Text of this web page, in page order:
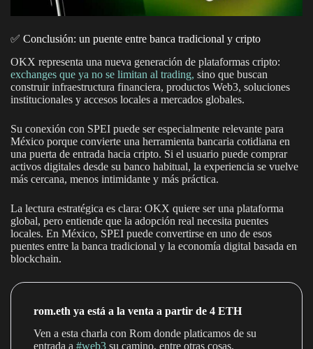
✅ Conclusión: un puente entre banca tradicional y cripto
OKX representa una nueva generación de plataformas cripto:
exchanges que ya no se limitan al trading, sino que buscan
construir infraestructura financiera, productos Web3, soluciones
institucionales y accesos locales a mercados globales.
Su conexión con SPEI puede ser especialmente relevante para
México porque convierte una herramienta bancaria cotidiana en
una puerta de entrada hacia cripto. Si el usuario puede comprar
activos digitales desde su banco habitual, la experiencia se vuelve
más cercana, menos intimidante y más práctica.
La lectura estratégica es clara: OKX quiere ser una plataforma
global, pero entiende que la adopción real necesita puentes
locales. En México, SPEI puede convertirse en uno de esos
puentes entre la banca tradicional y la economía digital basada en
blockchain.
rom.eth ya está a la venta a partir de 4 ETH
Ven a esta charla con Rom donde platicamos de su
entrada a #web3 su camino, entre otras cosas.